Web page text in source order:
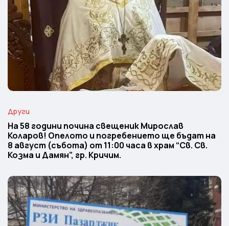
Други
На 58 години почина свещеник Мирослав
Коларов! Опелото и погребението ще бъдат на
8 август (събота) от 11:00 часа в храм “Св. Св.
Козма и Дамян”, гр. Кричим.